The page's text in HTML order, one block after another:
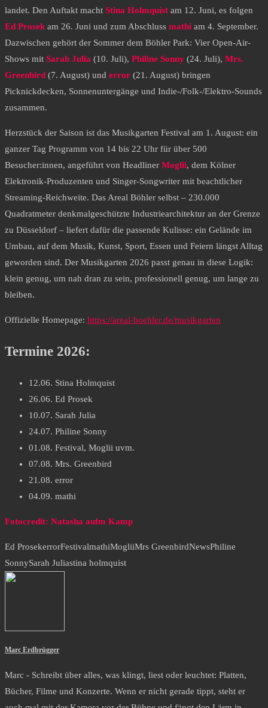
landet. Den Auftakt macht Stina Holmquist am 12. Juni, es folgen
Ed Prosekam 26. Juni und zum Abschluss mathi am 4. September.
Dazwischen gehört der Sommer dem Böhler Park: Vier Open-Air-
Shows mit Sarah Julia (10. Juli), Philine Sonny (24. Juli), Mrs.
Greenbird (7. August) und error (21. August) bringen
Picknickdecken, Sonnenuntergänge und Indie-/Folk-/Elektro-Sounds
zusammen.
Herzstück der Saison ist das Musikgarten Festival am 1. August: ein
ganzer Tag Programm von 14 bis 22 Uhr für über 500
Besucher:innen, angeführt von Headliner Moglii, dem Kölner
Elektronik-Produzenten und Singer-Songwriter mit beachtlicher
Streaming-Reichweite. Das Areal Böhler selbst – 230.000
Quadratmeter denkmalgeschützte Industriearchitektur an der Grenze
zu Düsseldorf – liefert dafür die passende Kulisse: ein Gelände im
Umbau, auf dem Musik, Kunst, Sport, Essen und Feiern längst Alltag
geworden sind. Der Musikgarten 2026 passt genau in diese Logik:
klein genug, um nah dran zu sein, professionell genug, um lange zu
bleiben.
Offizielle Homepage: https://areal-boehler.de/musikgarten
Termine 2026:
12.06. Stina Holmquist
26.06. Ed Prosek
10.07. Sarah Julia
24.07. Philine Sonny
01.08. Festival, Moglii uvm.
07.08. Mrs. Greenbird
21.08. error
04.09. mathi
Fotocredit: Natasha aufm Kamp
Ed ProsekerrorFestivalmathiMogliiMrs GreenbirdNewsPhiline
SonnySarah Juliastina holmquist
Marc Erdbrügger
Marc - Schreibt über alles, was klingt, liest oder leuchtet: Platten,
Bücher, Filme und Konzerte. Wenn er nicht gerade tippt, steht er